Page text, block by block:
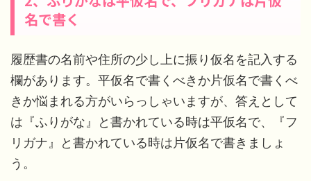
名で書く
履歴書の名前や住所の少し上に振り仮名を記入する
欄があります。平仮名で書くべきか片仮名で書くべ
きか悩まれる方がいらっしゃいますが、答えとして
は『ふりがな』と書かれている時は平仮名で、『フ
リガナ』と書かれている時は片仮名で書きましょ
う。